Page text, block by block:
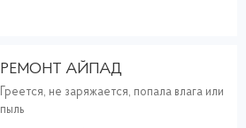
РЕМОНТ АЙПАД
Греется, не заряжается, попала влага или
пыль